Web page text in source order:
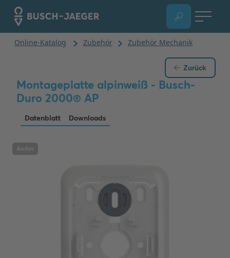
Zurück
Montageplatte alpinweiß - Busch-
Duro 2000® AP
Datenblatt Downloads
Archiv